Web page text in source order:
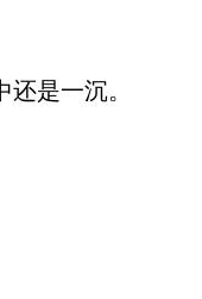
是一沉。